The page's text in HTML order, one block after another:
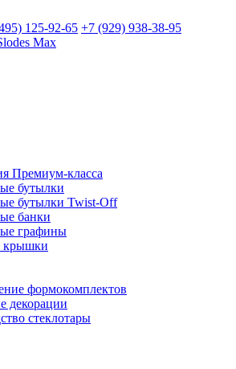
125-92-65 +7 (929) 938-38-95
Премиум-класса
бутылки
бутылки Twist-Off
банки
графины
крышки
формокомплектов
декорации
стеклотары